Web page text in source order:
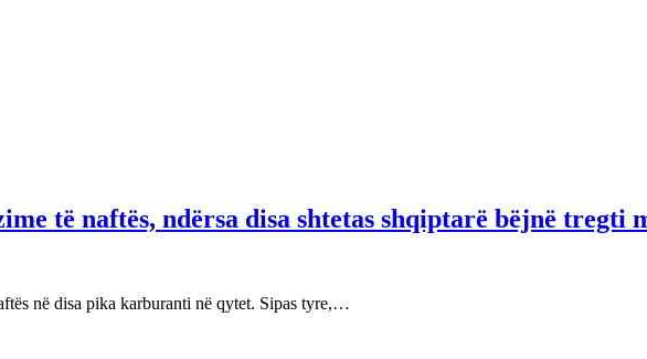
të naftës, ndërsa disa shtetas shqiptarë bëjnë tregti
në disa pika karburanti në qytet. Sipas tyre,…